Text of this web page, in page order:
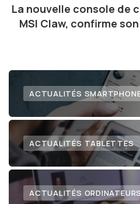
technologie me permet
lecteurs un aperçu
La nouvelle console de
MSI Claw, confirme
ACTUALITÉS
ACTUALITÉS TABLETTES
ACTUALITÉS ORDINATEURS